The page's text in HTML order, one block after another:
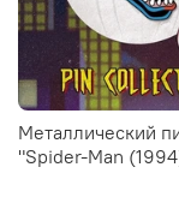
Металлический
"Spider-Man